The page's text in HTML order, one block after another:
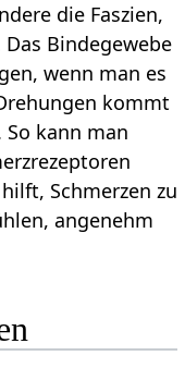
die Faszien,
Bindegewebe
wenn man es
kommt
kann man
Schmerzen zu
angenehm